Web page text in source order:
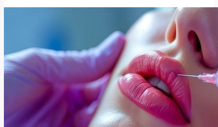
jsou
výsledky?